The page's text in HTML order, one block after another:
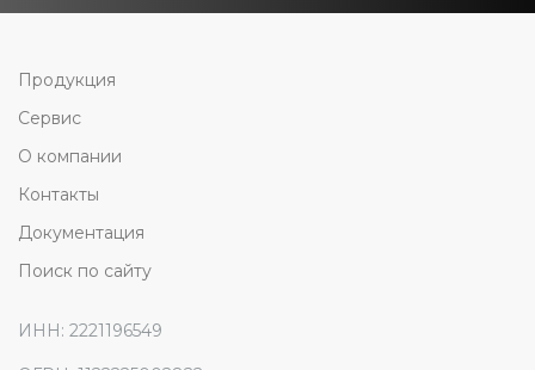
Продукция
Сервис
О компании
Контакты
Документация
Поиск по сайту
ИНН: 2221196549